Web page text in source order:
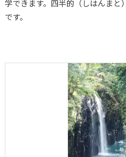
学できます。四半的（しはんまと
です。